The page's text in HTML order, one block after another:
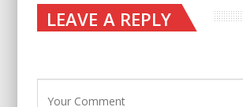
LEAVE A REPLY